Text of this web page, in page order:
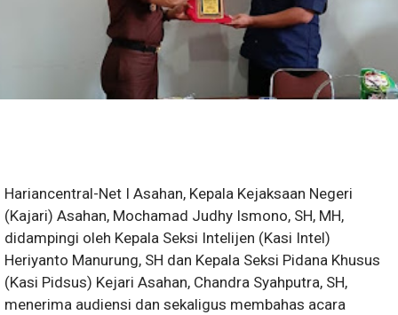
Hariancentral-Net I Asahan, Kepala Kejaksaan Negeri
(Kajari) Asahan, Mochamad Judhy Ismono, SH, MH,
didampingi oleh Kepala Seksi Intelijen (Kasi Intel)
Heriyanto Manurung, SH dan Kepala Seksi Pidana Khusus
(Kasi Pidsus) Kejari Asahan, Chandra Syahputra, SH,
menerima audiensi dan sekaligus membahas acara